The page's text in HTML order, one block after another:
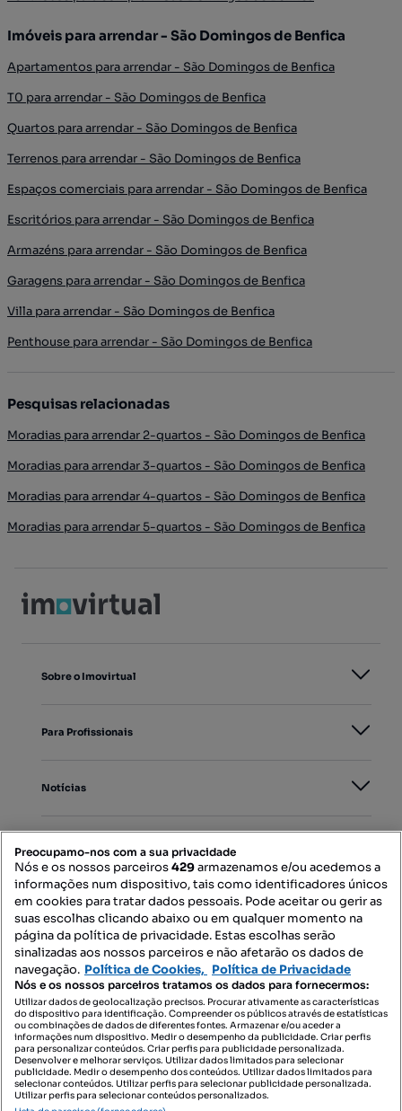
Imóveis para arrendar - São Domingos de Benfica
Apartamentos para arrendar - São Domingos de Benfica
T0 para arrendar - São Domingos de Benfica
Quartos para arrendar - São Domingos de Benfica
Terrenos para arrendar - São Domingos de Benfica
Espaços comerciais para arrendar - São Domingos de Benfica
Escritórios para arrendar - São Domingos de Benfica
Armazéns para arrendar - São Domingos de Benfica
Garagens para arrendar - São Domingos de Benfica
Villa para arrendar - São Domingos de Benfica
Penthouse para arrendar - São Domingos de Benfica
Pesquisas relacionadas
Moradias para arrendar 2-quartos - São Domingos de Benfica
Moradias para arrendar 3-quartos - São Domingos de Benfica
Moradias para arrendar 4-quartos - São Domingos de Benfica
Moradias para arrendar 5-quartos - São Domingos de Benfica
Sobre o Imovirtual
Para Profissionais
Notícias
Mapa do Site
Contacte-nos
SIGA-NOS:
DESCARREGAR NA:
Preocupamo-nos com a sua privacidade
Nós e os nossos parceiros429armazenamos e/ou acedemos a
informações num dispositivo, tais como identificadores únicos
em cookies para tratar dados pessoais. Pode aceitar ou gerir as
suas escolhas clicando abaixo ou em qualquer momento na
página da política de privacidade. Estas escolhas serão
sinalizadas aos nossos parceiros e não afetarão os dados de
navegação. Política de Cookies, Política de Privacidade
Nós e os nossos parceiros tratamos os dados para fornecermos:
Utilizar dados de geolocalização precisos. Procurar ativamente as características
do dispositivo para identificação. Compreender os públicos através de estatísticas
ou combinações de dados de diferentes fontes. Armazenar e/ou aceder a
informações num dispositivo. Medir o desempenho da publicidade. Criar perfis
para personalizar conteúdos. Criar perfis para publicidade personalizada.
Desenvolver e melhorar serviços. Utilizar dados limitados para selecionar
publicidade. Medir o desempenho dos conteúdos. Utilizar dados limitados para
selecionar conteúdos. Utilizar perfis para selecionar publicidade personalizada.
Utilizar perfis para selecionar conteúdos personalizados.